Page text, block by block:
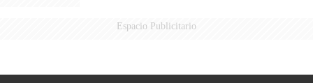
Espacio Publicitario